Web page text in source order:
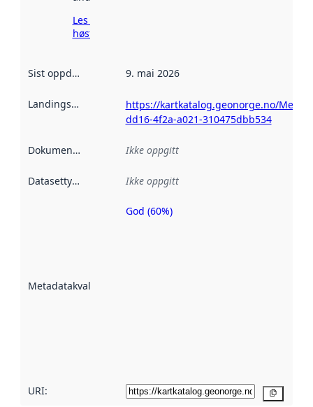
Les mer om
høsting her
Sist oppdatert 9. mai 2026
Landingsside
https://kartkatalog.geonorge.no/
dd16-4f2a-a021-310475dbb534
Dokumentasjon Ikke oppgitt
Datasettype Ikke oppgitt
Metadatakvalitet
Metadatakvalitet
God (60%)
URI: